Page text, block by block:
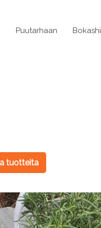
Puutarhaan Bokashi
tuotteita